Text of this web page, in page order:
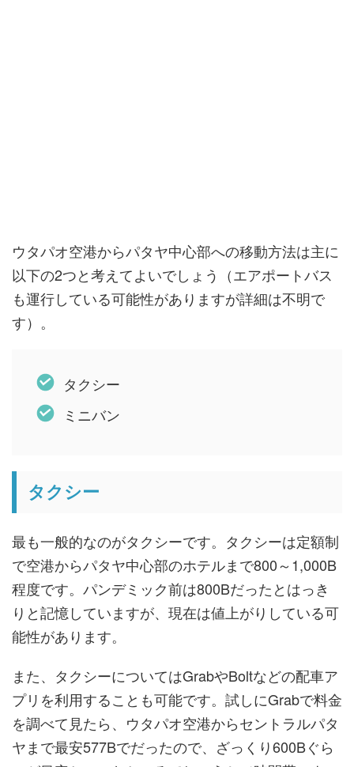
ウタパオ空港からパタヤ中心部への移動方法は主に
以下の2つと考えてよいでしょう（エアポートバス
も運行している可能性がありますが詳細は不明で
す）。
タクシー
ミニバン
タクシー
最も一般的なのがタクシーです。タクシーは定額制
で空港からパタヤ中心部のホテルまで800～1,000B
程度です。パンデミック前は800Bだったとはっき
りと記憶していますが、現在は値上がりしている可
能性があります。
また、タクシーについてはGrabやBoltなどの配車ア
プリを利用することも可能です。試しにGrabで料金
を調べて見たら、ウタパオ空港からセントラルパタ
ヤまで最安577Bでだったので、ざっくり600Bぐら